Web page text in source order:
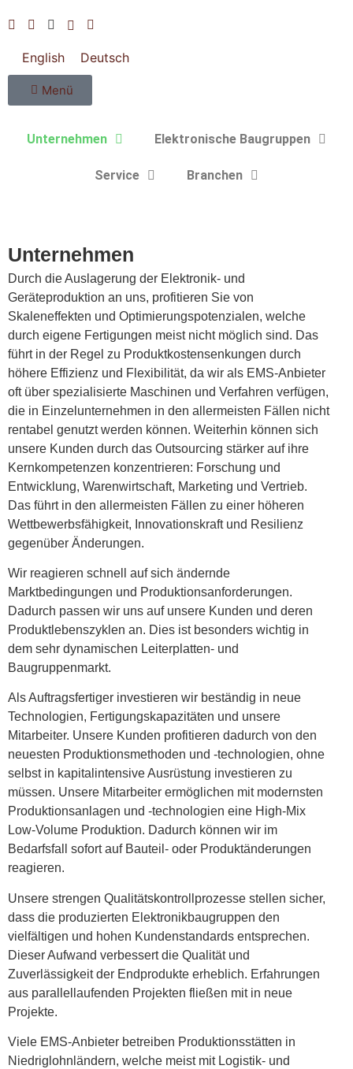
English Deutsch
Menü
Unternehmen Elektronische Baugruppen
Service Branchen
Unternehmen
Durch die Auslagerung der Elektronik- und
Geräteproduktion an uns, profitieren Sie von
Skaleneffekten und Optimierungspotenzialen, welche
durch eigene Fertigungen meist nicht möglich sind. Das
führt in der Regel zu Produktkostensenkungen durch
höhere Effizienz und Flexibilität, da wir als EMS-Anbieter
oft über spezialisierte Maschinen und Verfahren verfügen,
die in Einzelunternehmen in den allermeisten Fällen nicht
rentabel genutzt werden können. Weiterhin können sich
unsere Kunden durch das Outsourcing stärker auf ihre
Kernkompetenzen konzentrieren: Forschung und
Entwicklung, Warenwirtschaft, Marketing und Vertrieb.
Das führt in den allermeisten Fällen zu einer höheren
Wettbewerbsfähigkeit, Innovationskraft und Resilienz
gegenüber Änderungen.
Wir reagieren schnell auf sich ändernde
Marktbedingungen und Produktionsanforderungen.
Dadurch passen wir uns auf unsere Kunden und deren
Produktlebenszyklen an. Dies ist besonders wichtig in
dem sehr dynamischen Leiterplatten- und
Baugruppenmarkt.
Als Auftragsfertiger investieren wir beständig in neue
Technologien, Fertigungskapazitäten und unsere
Mitarbeiter. Unsere Kunden profitieren dadurch von den
neuesten Produktionsmethoden und -technologien, ohne
selbst in kapitalintensive Ausrüstung investieren zu
müssen. Unsere Mitarbeiter ermöglichen mit modernsten
Produktionsanlagen und -technologien eine High-Mix
Low-Volume Produktion. Dadurch können wir im
Bedarfsfall sofort auf Bauteil- oder Produktänderungen
reagieren.
Unsere strengen Qualitätskontrollprozesse stellen sicher,
dass die produzierten Elektronikbaugruppen den
vielfältigen und hohen Kundenstandards entsprechen.
Dieser Aufwand verbessert die Qualität und
Zuverlässigkeit der Endprodukte erheblich. Erfahrungen
aus parallellaufenden Projekten fließen mit in neue
Projekte.
Viele EMS-Anbieter betreiben Produktionsstätten in
Niedriglohnländern, welche meist mit Logistik- und